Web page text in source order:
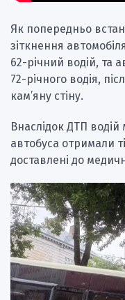
Як попередньо
зіткнення
62-річний водій, та
72-річного водія,
кам’яну стіну.
Внаслідок ДТП водій
автобуса отримали
доставлені до